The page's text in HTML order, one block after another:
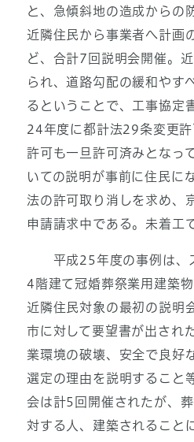
と、急傾斜地の造成からの
近隣住民から事業者へ計画
ど、合計7回説明会開催。
られ、道路勾配の緩和やす
るということで、工事協定
24年度に都計法29条変更
許可も一旦許可済みとなっ
いての説明が事前に住民に
法の許可取り消しを求め、
申請請求中である。未着工
平成25年度の事例は、
4階建て冠婚葬祭業用建築
近隣住民対象の最初の説明
市に対して要望書が出され
業環境の破壊、安全で良好
選定の理由を説明すること
会は計5回開催されたが、
対する人、建築されること